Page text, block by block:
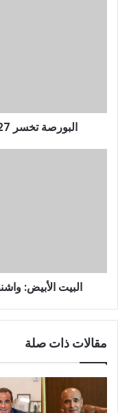
البورصة تخسر 27 مليار جنيه بختام تعاملات الأربعاء
البيت الأبيض:
مقالات ذات صلة